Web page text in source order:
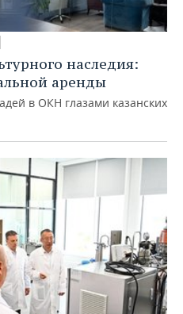
наследия:
аренды
в ОКН глазами казанских